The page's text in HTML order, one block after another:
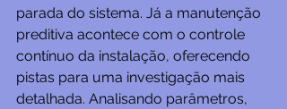
parada do sistema. Já a manutenção
preditiva acontece com o controle
contínuo da instalação, oferecendo
pistas para uma investigação mais
detalhada. Analisando parâmetros,